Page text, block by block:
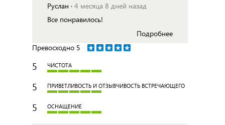
Руслан · 4 месяца 8 дней назад
Все понравилось!
Подробнее
Превосходно 5
5 ЧИСТОТА
5 ПРИВЕТЛИВОСТЬ И ОТЗЫВЧИВОСТЬ ВСТРЕЧАЮЩЕГО
5 ОСНАЩЕНИЕ